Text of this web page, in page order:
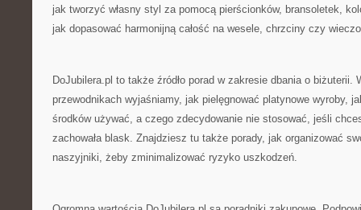
jak tworzyć własny styl za pomocą pierścionków, bransoletek,
jak dopasować harmonijną całość na wesele, chrzciny czy
DoJubilera.pl to także źródło porad w zakresie dbania o biżuterii.
przewodnikach wyjaśniamy, jak pielęgnować platynowe wyroby,
środków używać, a czego zdecydowanie nie stosować, jeśli
zachowała blask. Znajdziesz tu także porady, jak organizować
naszyjniki, żeby zminimalizować ryzyko uszkodzeń.